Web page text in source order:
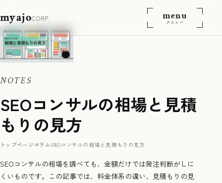
myajoCORP. menu
メニュー
NOTES
SEOコンサルの相場と見積
もりの見方
トップページコラム SEOコンサルの相場と見積もりの見方
SEOコンサルの相場を調べても、金額だけでは発注判断がしに
くいものです。この記事では、料金体系の違い、見積もりの見